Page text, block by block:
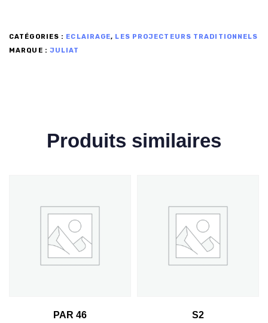
CATÉGORIES : ECLAIRAGE, LES PROJECTEURS TRADITIONNELS
MARQUE : JULIAT
Produits similaires
PAR 46
S2